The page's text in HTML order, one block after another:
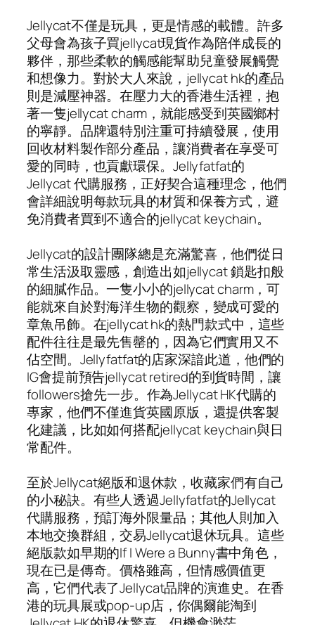
Jellycat不僅是玩具，更是情感的載體。許多
父母會為孩子買jellycat現貨作為陪伴成長的
夥伴，那些柔軟的觸感能幫助兒童發展觸覺
和想像力。對於大人來說，jellycat hk的產品
則是減壓神器。在壓力大的香港生活裡，抱
著一隻jellycat charm，就能感受到英國鄉村
的寧靜。品牌還特別注重可持續發展，使用
回收材料製作部分產品，讓消費者在享受可
愛的同時，也貢獻環保。Jellyfatfat的
Jellycat 代購服務，正好契合這種理念，他們
會詳細說明每款玩具的材質和保養方式，避
免消費者買到不適合的jellycat keychain。
Jellycat的設計團隊總是充滿驚喜，他們從日
常生活汲取靈感，創造出如jellycat 鎖匙扣般
的細膩作品。一隻小小的jellycat charm，可
能就來自於對海洋生物的觀察，變成可愛的
章魚吊飾。在jellycat hk的熱門款式中，這些
配件往往是最先售罄的，因為它們實用又不
佔空間。Jellyfatfat的店家深諳此道，他們的
IG會提前預告jellycat retired的到貨時間，讓
followers搶先一步。作為Jellycat HK代購的
專家，他們不僅進貨英國原版，還提供客製
化建議，比如如何搭配jellycat keychain與日
常配件。
至於Jellycat絕版和退休款，收藏家們有自己
的小秘訣。有些人透過Jellyfatfat的Jellycat
代購服務，預訂海外限量品；其他人則加入
本地交換群組，交易Jellycat退休玩具。這些
絕版款如早期的If I Were a Bunny書中角色，
現在已是傳奇。價格雖高，但情感價值更
高，它們代表了Jellycat品牌的演進史。在香
港的玩具展或pop-up店，你偶爾能淘到